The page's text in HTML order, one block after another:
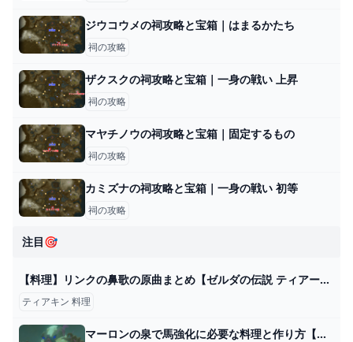
ジウコウメの祠攻略と宝箱｜はまるかたち
祠の攻略
ザクスクの祠攻略と宝箱｜一身の戦い 上昇
祠の攻略
マヤチノウの祠攻略と宝箱｜固定するもの
祠の攻略
カミズナの祠攻略と宝箱｜一身の戦い 初等
祠の攻略
注目🎯
【料理】リンクの鼻歌の原曲まとめ【ゼルダの伝説 ティアーズオブザキングダム】ティアキン - YouTube
ティアキン 料理
マーロンの泉で馬強化に必要な料理と作り方【ゼルダ ティアーズオブザキングダム】 無垢ログ